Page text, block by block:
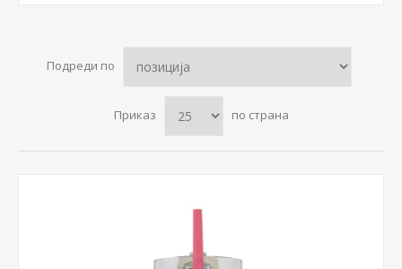
Подреди по
Приказ по страна